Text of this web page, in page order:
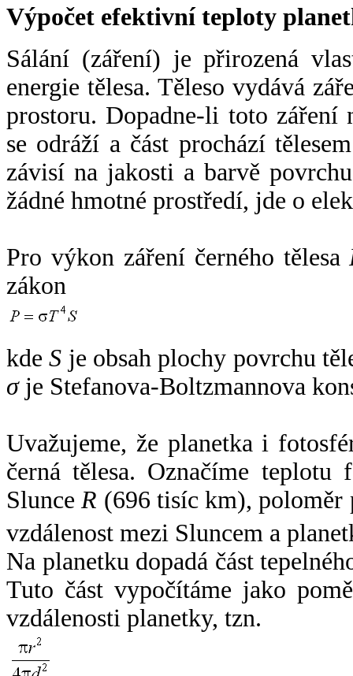
Výpočet efektivní teploty
Sálání (záření) je přirozená
energie tělesa. Těleso vydává
prostoru. Dopadne-li toto záření
se odráží a část prochází
závisí na jakosti a barvě
žádné hmotné prostředí, jde o
Pro výkon záření černého tělesa
zákon
kdeS je obsah plochy povrchu
σje Stefanova-Boltzmannova
Uvažujeme, že planetka i
černá tělesa. Označíme
SlunceR (696 tisíc km),
vzdálenost mezi Sluncem a
Na planetku dopadá část
Tuto část vypočítáme jako
vzdálenosti planetky, tzn.